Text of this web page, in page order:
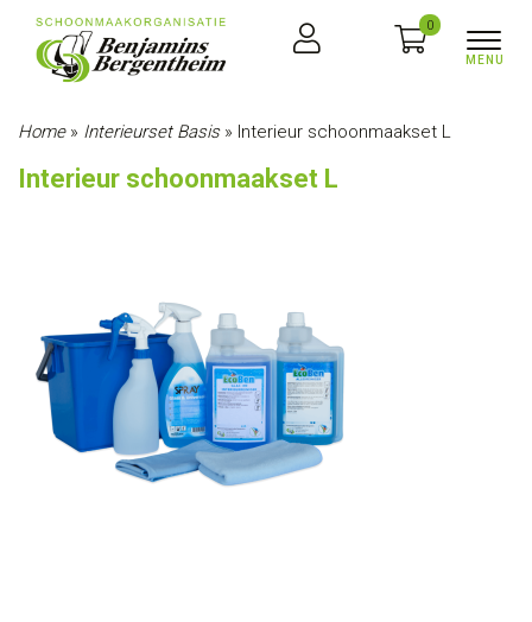
0
Home» Interieurset Basis» Interieur schoonmaakset L
Interieur schoonmaakset L